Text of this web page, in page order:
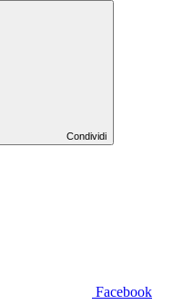
Condividi
Facebook